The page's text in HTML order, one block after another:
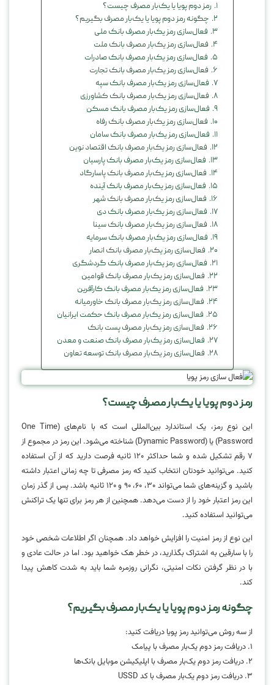
رمز دوم پویا یا یک‌بار مصرف چیست؟
چگونه رمز دوم پویا یا یک‌بار مصرف بگیریم؟
فعال‌سازی رمز یک‌بار مصرف بانک ملی
فعال‌سازی رمز یک‌بار مصرف بانک ملت
فعال‌سازی رمز یک‌بار مصرف بانک صادرات
فعال‌سازی رمز یک‌بار مصرف بانک تجارت
فعال‌سازی رمز یک‌بار مصرف بانک سپه
فعال‌سازی رمز یک‌بار مصرف بانک کشاورزی
فعال‌سازی رمز یک‌بار مصرف بانک مسکن
فعال‌سازی رمز یک‌بار مصرف بانک رفاه
فعال‌سازی رمز یک‌بار مصرف بانک سامان
فعال‌سازی رمز یک‌بار مصرف بانک اقتصاد نوین
فعال‌سازی رمز یک‌بار مصرف بانک پارسیان
فعال‌سازی رمز یک‌بار مصرف بانک پاسارگاد
فعال‌سازی رمز یک‌بار مصرف بانک آینده
فعال‌سازی رمز یک‌بار مصرف بانک شهر
فعال‌سازی رمز یک‌بار مصرف بانک دی
فعال‌سازی رمز یک‌بار مصرف بانک سینا
فعال‌سازی رمز یک‌بار مصرف بانک سرمایه
فعال‌سازی رمز یک‌بار مصرف بانک انصار
فعال‌سازی رمز یک‌بار مصرف بانک گردشگری
فعال‌سازی رمز یک‌بار مصرف بانک قوامین
فعال‌سازی رمز یک‌بار مصرف بانک کارآفرین
فعال‌سازی رمز یک‌بار مصرف بانک خاورمیانه
فعال‌سازی رمز یک‌بار مصرف بانک حکمت ایرانیان
فعال‌سازی رمز یک‌بار مصرف پست بانک
فعال‌سازی رمز یک‌بار مصرف بانک صنعت و معدن
فعال‌سازی رمز یک‌بار مصرف بانک توسعه تعاون
رمز دوم پویا یا یک‌بار مصرف چیست؟
این نوع رمز، یک استاندارد بین‌المللی است که با نام‌های (One Time
Password) یا (Dynamic Password) شناخته می‌شود. این رمز در مجموع از
۷ رقم تشکیل شده و شما حداکثر ۱۲۰ ثانیه فرصت دارید که از آن استفاده
کنید. می‌توانید خودتان انتخاب کنید که رمز مصرفی تا چه زمانی اعتبار داشته
باشید و گزینه‌های شما می‌تواند ۳۰، ۶۰، ۹۰ و ۱۲۰ ثانیه باشد. پس از گذر زمان
این رمز اعتبار خود را از دست می‌دهد. همچنین از هر رمز برای تنها یک تراکنش
می‌توانید استفاده کنید.
این نوع از رمز امنیت را افزایش خواهد داد. همچنان اگر اطلاعات شخصی خود
را با سارقین به اشتراک بگذارید، در خطر هک خواهید بود. اما در حالت عادی و
با در نظر گرفتن نکات امنیتی، نگرانی روزمره شما باید به شدت کاهش پیدا
کند.
چگونه رمز دوم پویا یا یک‌بار مصرف بگیریم؟
از سه روش می‌توانید رمز پویا دریافت کنید:
۱. دریافت رمز دوم یک‌بار مصرف با پیامک
۲. دریافت رمز دوم یک‌بار مصرف با اپلیکیشن موبایل بانک‌ها
۳. دریافت رمز دوم یک‌بار مصرف با کد USSD